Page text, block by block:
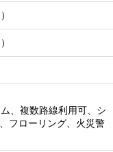
、複数路線利用可、シ
フローリング、火災警